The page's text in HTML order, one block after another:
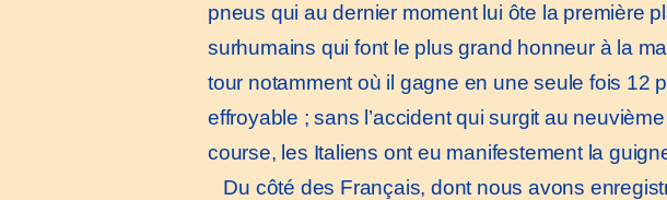
pneus qui au dernier moment lui ôte la première
surhumains qui font le plus grand honneur à la
tour notamment où il gagne en une seule fois 12
effroyable ; sans l’accident qui surgit au
course, les Italiens ont eu manifestement la
Du côté des Français, dont nous avons